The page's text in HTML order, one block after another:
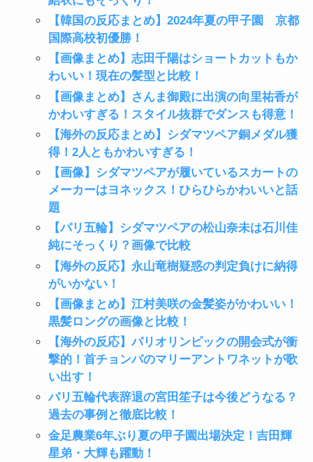
【韓国の反応まとめ】2024年夏の甲子園 京都
国際高校初優勝！
【画像まとめ】志田千陽はショートカットもか
わいい！現在の髪型と比較！
【画像まとめ】さんま御殿に出演の向里祐香が
かわいすぎる！スタイル抜群でダンスも得意！
【海外の反応まとめ】シダマツペア銅メダル獲
得！2人ともかわいすぎる！
【画像】シダマツペアが履いているスカートの
メーカーはヨネックス！ひらひらかわいいと話
題
【パリ五輪】シダマツペアの松山奈未は石川佳
純にそっくり？画像で比較
【海外の反応】永山竜樹疑惑の判定負けに納得
がいかない！
【画像まとめ】江村美咲の金髪姿がかわいい！
黒髪ロングの画像と比較！
【海外の反応】パリオリンピックの開会式が衝
撃的！首チョンパのマリーアントワネットが歌
い出す！
パリ五輪代表辞退の宮田笙子は今後どうなる？
過去の事例と徹底比較！
金足農業6年ぶり夏の甲子園出場決定！吉田輝
星弟・大輝も躍動！